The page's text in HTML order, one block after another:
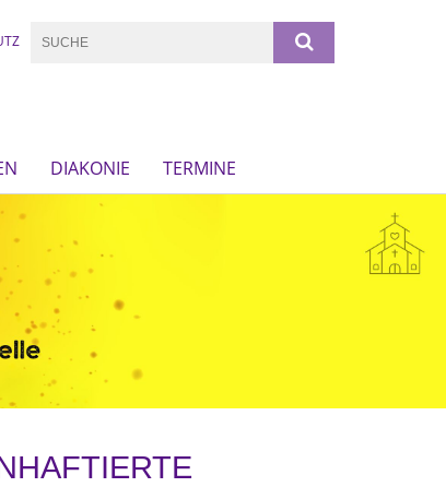
DIAKONIE TERMINE